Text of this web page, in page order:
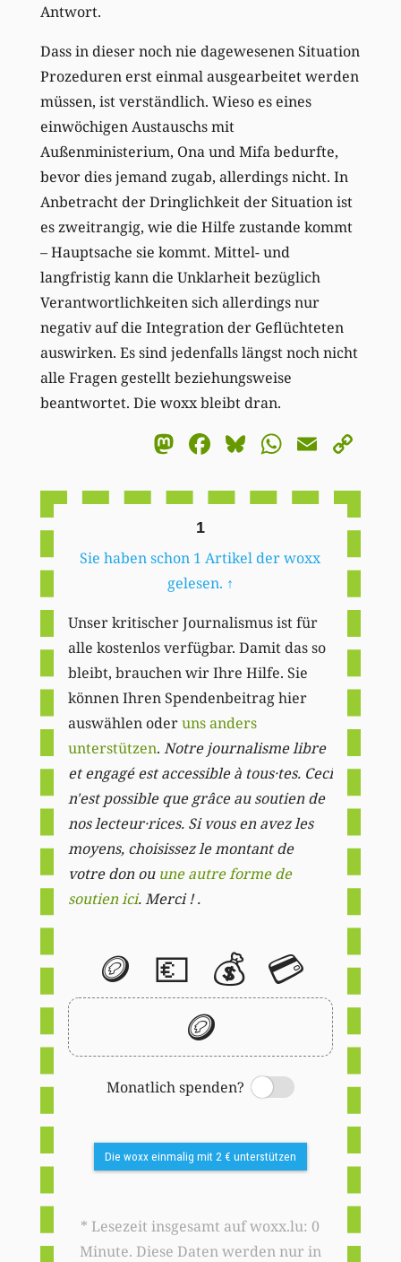
Antwort.
Dass in dieser noch nie dagewesenen Situation
Prozeduren erst einmal ausgearbeitet werden
müssen, ist verständlich. Wieso es eines
einwöchigen Austauschs mit
Außenministerium, Ona und Mifa bedurfte,
bevor dies jemand zugab, allerdings nicht. In
Anbetracht der Dringlichkeit der Situation ist
es zweitrangig, wie die Hilfe zustande kommt
– Hauptsache sie kommt. Mittel- und
langfristig kann die Unklarheit bezüglich
Verantwortlichkeiten sich allerdings nur
negativ auf die Integration der Geflüchteten
auswirken. Es sind jedenfalls längst noch nicht
alle Fragen gestellt beziehungsweise
beantwortet. Die woxx bleibt dran.
Mastodon
Facebook
BlueskyEmail
1
Sie haben schon 1 Artikel der woxx
gelesen. ↑
Unser kritischer Journalismus ist für
alle kostenlos verfügbar. Damit das so
bleibt, brauchen wir Ihre Hilfe. Sie
können Ihren Spendenbeitrag hier
auswählen oderuns anders
unterstützen. Notre journalisme libre
et engagé est accessible à tous·tes. Ceci
n'est possible que grâce au soutien de
nos lecteur·rices. Si vous en avez les
moyens, choisissez le montant de
votre don ou une autre forme de
soutien ici. Merci ! .
🪙 💶 💰 💳
🪙
Monatlich spenden?
Switch
Die woxx einmalig mit 2 € unterstützen
* Lesezeit insgesamt auf woxx.lu: 0
Minute. Diese Daten werden nur in